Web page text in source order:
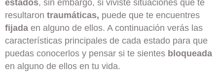
estados, sin embargo, si viviste situaciones que te
resultaron traumáticas, puede que te encuentres
fijada en alguno de ellos. A continuación verás las
características principales de cada estado para que
puedas conocerlos y pensar si te sientes bloqueada
en alguno de ellos en tu vida.